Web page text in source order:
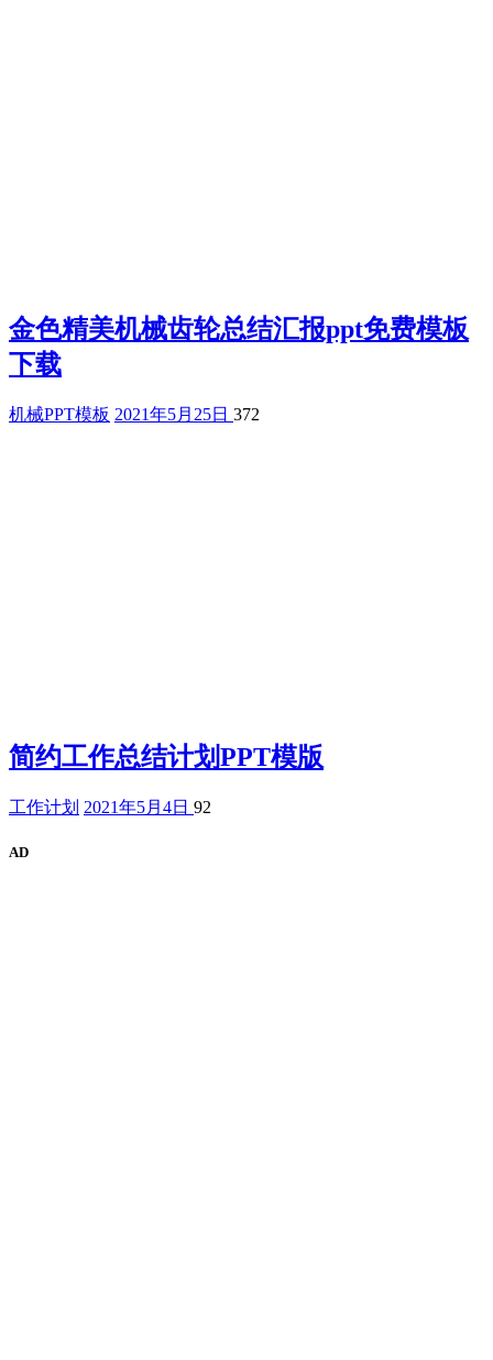
金色精美机械齿轮总结汇报ppt免费模板
下载
机械PPT模板 2021年5月25日 372
简约工作总结计划PPT模版
工作计划 2021年5月4日 92
AD